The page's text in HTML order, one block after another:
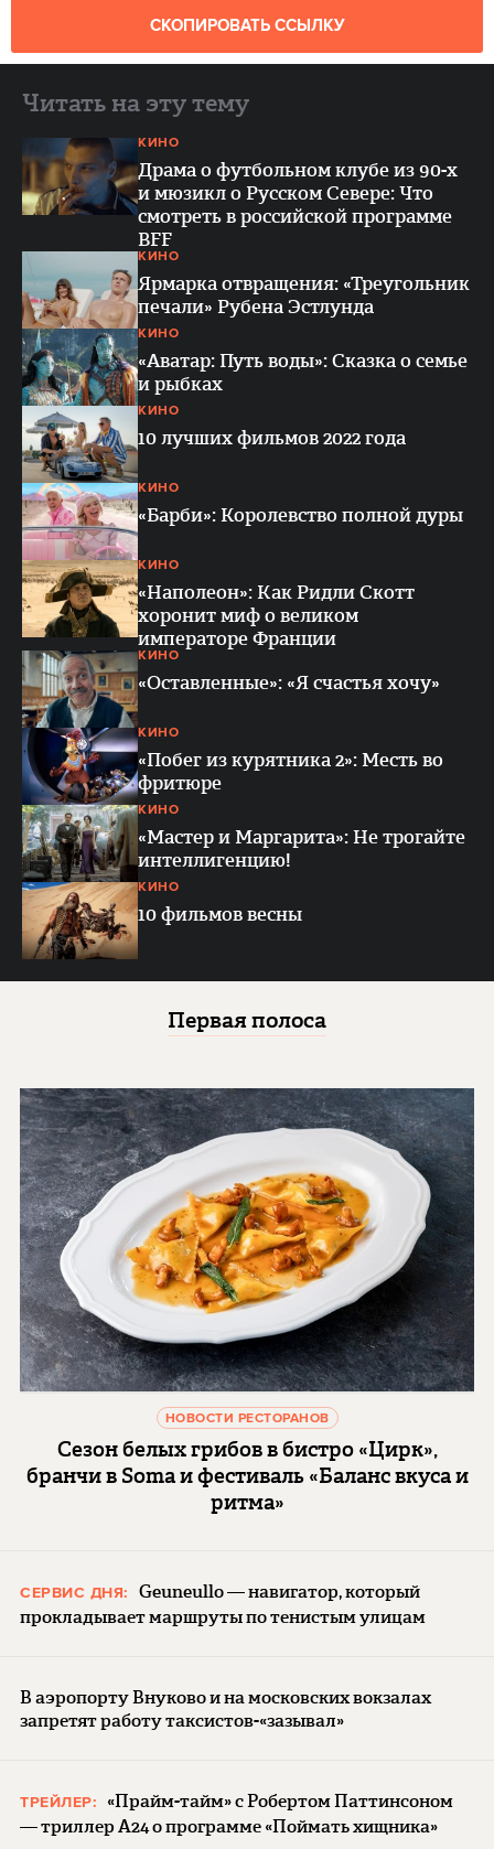
СКОПИРОВАТЬ ССЫЛКУ
Читать на эту тему
КИНО
Драма о футбольном клубе из 90-х
и мюзикл о Русском Севере: Что
смотреть в российской программе
BFF
КИНО
Ярмарка отвращения: «Треугольник
печали» Рубена Эстлунда
КИНО
«Аватар: Путь воды»: Сказка о семье
и рыбках
КИНО
10 лучших фильмов 2022 года
КИНО
«Барби»: Королевство полной дуры
КИНО
«Наполеон»: Как Ридли Скотт
хоронит миф о великом
императоре Франции
КИНО
«Оставленные»: «Я счастья хочу»
КИНО
«Побег из курятника 2»: Месть во
фритюре
КИНО
«Мастер и Маргарита»: Не трогайте
интеллигенцию!
КИНО
10 фильмов весны
Первая полоса
НОВОСТИ РЕСТОРАНОВ
Сезон белых грибов в бистро «Цирк»,
бранчи в Soma и фестиваль «Баланс вкуса и
ритма»
СЕРВИС ДНЯ:
Geuneullo — навигатор, который
прокладывает маршруты по тенистым улицам
В аэропорту Внуково и на московских вокзалах
запретят работу таксистов-«зазывал»
ТРЕЙЛЕР:
«Прайм-тайм» с Робертом Паттинсоном
— триллер A24 о программе «Поймать хищника»